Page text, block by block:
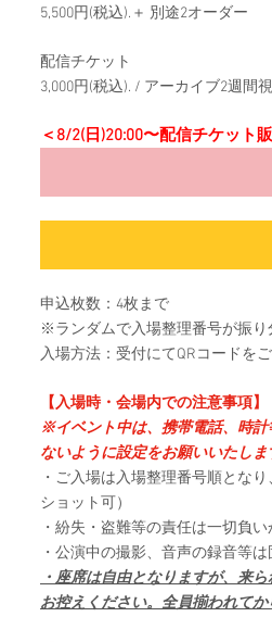
5,500円(税込).＋ 別途2オーダー
配信チケット
3,000円(税込). / アーカイブ2週間
＜8/2(日)20:00〜配信チケット
申込枚数：4枚まで
※ランダムで入場整理番号が振り
入場方法：受付にてQRコードを
【入場時・会場内での注意事項】
※イベント中は、携帯電話、時計
ないように設定をお願いいたし
・ご入場は入場整理番号順とな
ショット可）
・紛失・盗難等の責任は一切負
・公演中の撮影、音声の録音等
・座席は自由となりますが、来
お控えください。全員揃われてか